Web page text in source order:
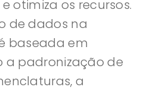
otimiza os recursos.
de dados na
baseada em
a padronização de
a